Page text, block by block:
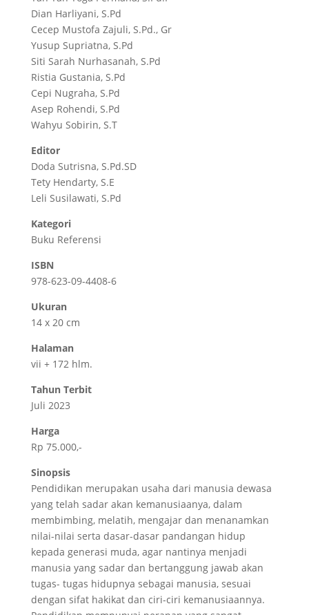
Dian Harliyani, S.Pd
Cecep Mustofa Zajuli, S.Pd., Gr
Yusup Supriatna, S.Pd
Siti Sarah Nurhasanah, S.Pd
Ristia Gustania, S.Pd
Cepi Nugraha, S.Pd
Asep Rohendi, S.Pd
Wahyu Sobirin, S.T
Editor
Doda Sutrisna, S.Pd.SD
Tety Hendarty, S.E
Leli Susilawati, S.Pd
Kategori
Buku Referensi
ISBN
978-623-09-4408-6
Ukuran
14 x 20 cm
Halaman
vii + 172 hlm.
Tahun Terbit
Juli 2023
Harga
Rp 75.000,-
Sinopsis
Pendidikan merupakan usaha dari manusia dewasa
yang telah sadar akan kemanusiaanya, dalam
membimbing, melatih, mengajar dan menanamkan
nilai-nilai serta dasar-dasar pandangan hidup
kepada generasi muda, agar nantinya menjadi
manusia yang sadar dan bertanggung jawab akan
tugas- tugas hidupnya sebagai manusia, sesuai
dengan sifat hakikat dan ciri-ciri kemanusiaannya.